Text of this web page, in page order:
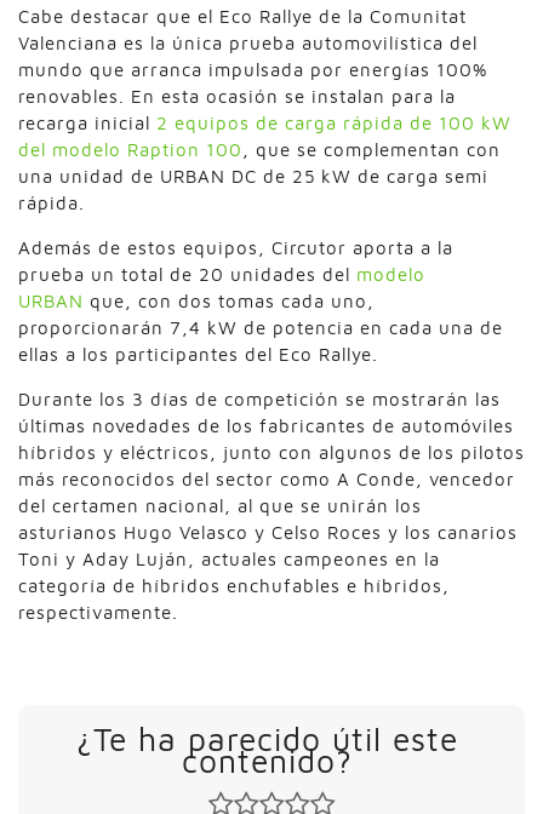
Cabe destacar que el Eco Rallye de la Comunitat
Valenciana es la única prueba automovilística del
mundo que arranca impulsada por energías 100%
renovables. En esta ocasión se instalan para la
recarga inicial 2 equipos de carga rápida de 100 kW
del modelo Raption 100
, que se complementan con
una unidad de URBAN DC de 25 kW de carga semi
rápida.
Además de estos equipos, Circutor aporta a la
prueba un total de 20 unidades del modelo
URBAN que, con dos tomas cada uno,
proporcionarán 7,4 kW de potencia en cada una de
ellas a los participantes del Eco Rallye.
Durante los 3 días de competición se mostrarán las
últimas novedades de los fabricantes de automóviles
híbridos y eléctricos, junto con algunos de los pilotos
más reconocidos del sector como A Conde, vencedor
del certamen nacional, al que se unirán los
asturianos Hugo Velasco y Celso Roces y los canarios
Toni y Aday Luján, actuales campeones en la
categoría de híbridos enchufables e híbridos,
respectivamente.
¿Te ha parecido útil este
contenido?